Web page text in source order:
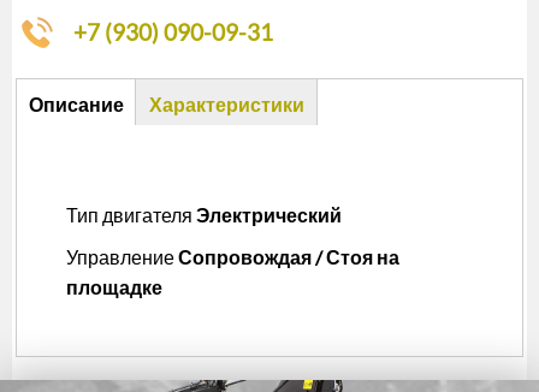
+7 (930) 090-09-31
Описание
Описание
Характеристики
Тип двигателя Электрический
УправлениеСопровождая / Стоя на
площадке